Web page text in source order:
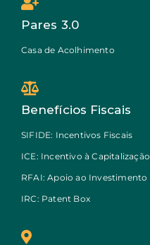
Pares 3.0
Casa de Acolhimento
Benefícios Fiscais
SIFIDE: Incentivos Fiscais
ICE: Incentivo à Capitalização
RFAI: Apoio ao Investimento
IRC: Patent Box